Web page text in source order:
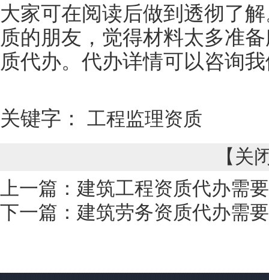
大家可在阅读后做到透彻了
质的朋友，觉得材料太多准
质代办。代办详情可以咨询
关键字： 工程监理资质
【 关
上一篇： 建筑工程资质代办需
下一篇： 建筑劳务资质代办需